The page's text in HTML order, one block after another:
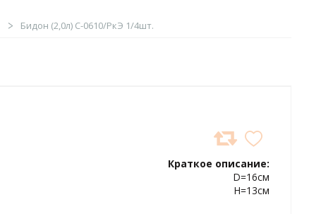
Бидон (2,0л) С-0610/РкЭ 1/4шт.
Краткое описание:
D=16см
H=13см